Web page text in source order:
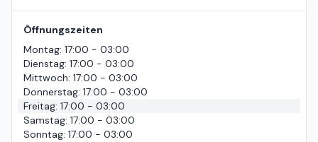
Öffnungszeiten
Montag: 17:00 - 03:00
Dienstag: 17:00 - 03:00
Mittwoch: 17:00 - 03:00
Donnerstag: 17:00 - 03:00
Freitag: 17:00 - 03:00
Samstag: 17:00 - 03:00
Sonntag: 17:00 - 03:00